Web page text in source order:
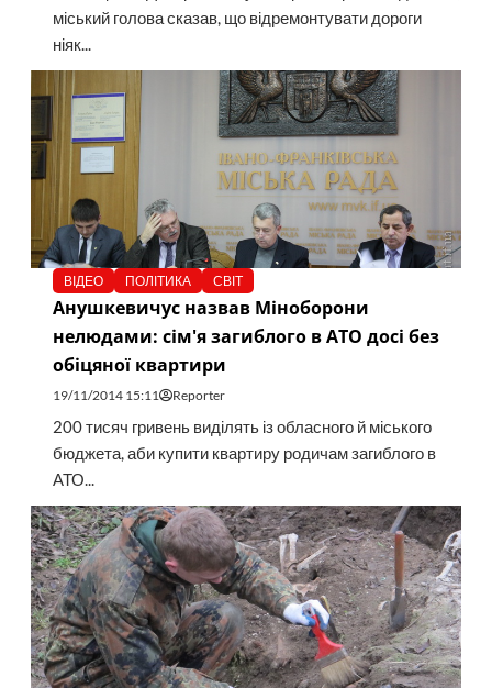
міський голова сказав, що відремонтувати дороги
ніяк...
ВІДЕО ПОЛІТИКА СВІТ
Анушкевичус назвав Міноборони
нелюдами: сім'я загиблого в АТО досі без
обіцяної квартири
19/11/2014 15:11 Reporter
200 тисяч гривень виділять із обласного й міського
бюджета, аби купити квартиру родичам загиблого в
АТО...